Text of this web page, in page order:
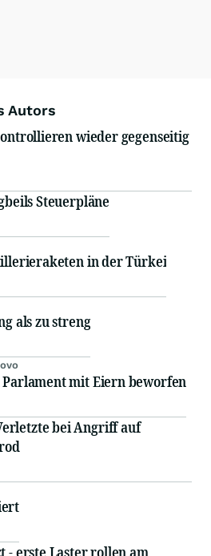
Autors
wieder gegenseitig
Steuerpläne
in der Türkei
als zu streng
mit Eiern beworfen
bei Angriff auf